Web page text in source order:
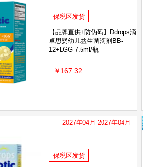
保税区发货
【品牌直供+防伪码】Ddrops滴
卓思婴幼儿益生菌滴剂BB-
12+LGG 7.5ml/瓶
￥167.32
2027年04月-2027年04月
保税区发货